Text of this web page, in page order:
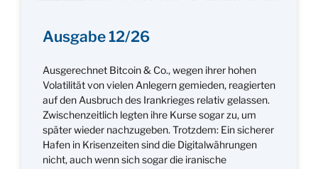
Ausgabe 12/26
Ausgerechnet Bitcoin & Co., wegen ihrer hohen
Volatilität von vielen Anlegern gemieden, reagierten
auf den Ausbruch des Irankrieges relativ gelassen.
Zwischenzeitlich legten ihre Kurse sogar zu, um
später wieder nachzugeben. Trotzdem: Ein sicherer
Hafen in Krisenzeiten sind die Digitalwährungen
nicht, auch wenn sich sogar die iranische